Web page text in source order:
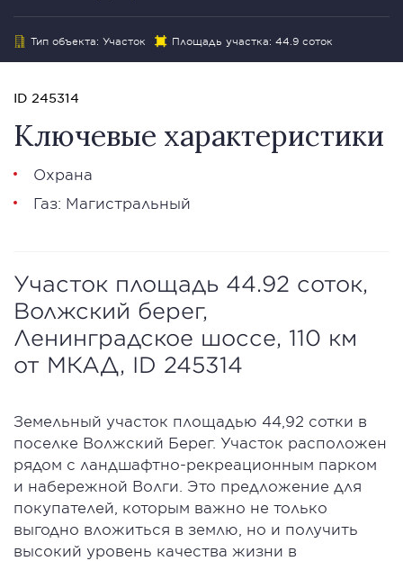
Тип объекта: Участок Площадь участка: 44.9 соток
ID 245314
Ключевые характеристики
Охрана
Газ: Магистральный
Участок площадь 44.92 соток,
Волжский берег,
Ленинградское шоссе, 110 км
от МКАД, ID 245314
Земельный участок площадью 44,92 сотки в
поселке Волжский Берег. Участок расположен
рядом с ландшафтно-рекреационным парком
и набережной Волги. Это предложение для
покупателей, которым важно не только
выгодно вложиться в землю, но и получить
высокий уровень качества жизни в